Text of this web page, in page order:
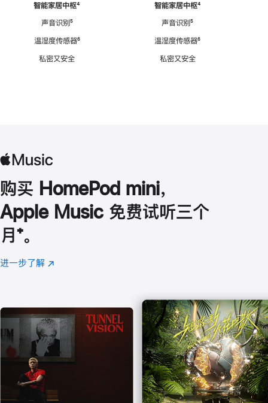
智能家居中枢脚
⁴
声音识别脚
⁵
温湿度传感器脚
⁶
私密又安全
智能家居中枢脚
⁴
声音识别脚
⁵
温湿度传感器脚
⁶
私密又安全
购买 HomePod mini，
Apple Music 免费试听三个
月 脚
注
⁺。
进一步了解 Apple
(在
口
中
打
开)